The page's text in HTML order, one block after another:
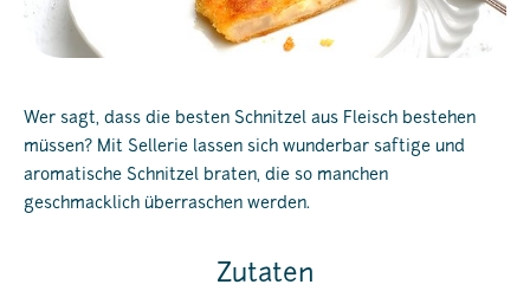
Wer sagt, dass die besten Schnitzel aus Fleisch bestehen
müssen? Mit Sellerie lassen sich wunderbar saftige und
aromatische Schnitzel braten, die so manchen
geschmacklich überraschen werden.
Zutaten